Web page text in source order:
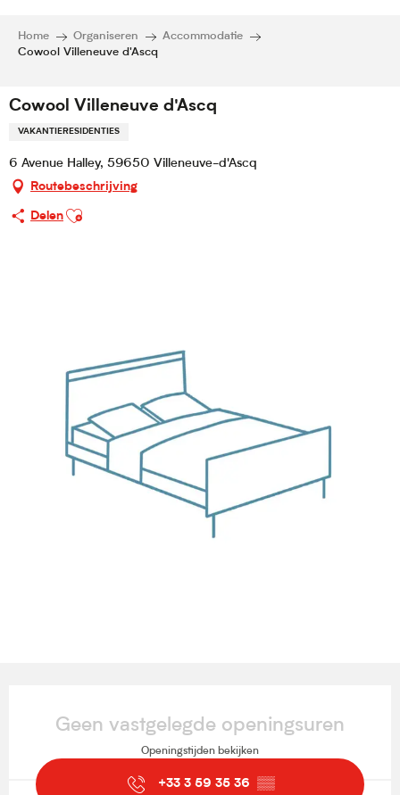
Home Organiseren
Accommodatie
Cowool Villeneuve d'Ascq
Cowool Villeneuve d'Ascq
VAKANTIERESIDENTIES
6 Avenue Halley, 59650 Villeneuve-d'Ascq
Routebeschrijving
Delen
Ajouter aux favoris
Geen vastgelegde openingsuren
Openingstijden bekijken
+33 3 59 35 36 ▒▒